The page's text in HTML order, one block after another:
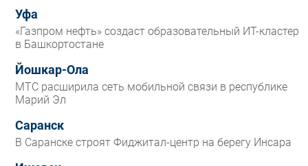
Уфа
«Газпром нефть» создаст образовательный ИТ-кластер
в Башкортостане
Йошкар-Ола
МТС расширила сеть мобильной связи в республике
Марий Эл
Саранск
В Саранске строят Фиджитал-центр на берегу Инсара